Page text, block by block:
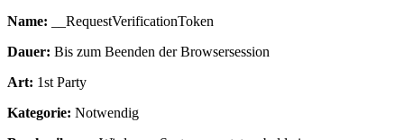
Name: __RequestVerificationToken
Dauer: Bis zum Beenden der Browsersession
Art: 1st Party
Kategorie: Notwendig